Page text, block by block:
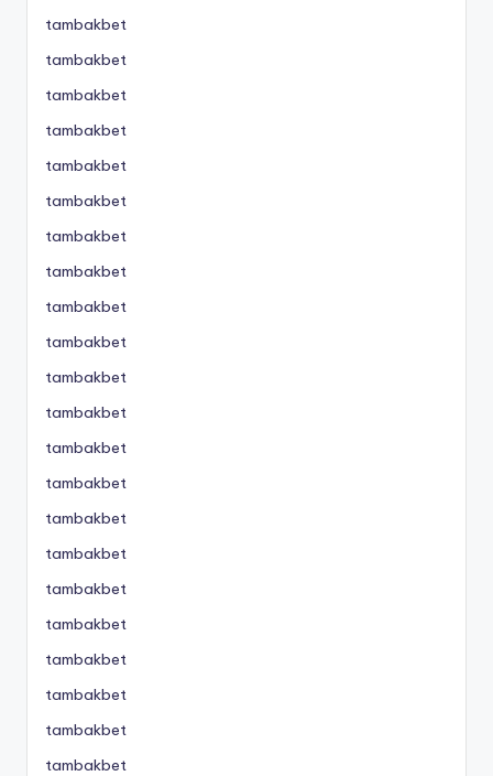
tambakbet
tambakbet
tambakbet
tambakbet
tambakbet
tambakbet
tambakbet
tambakbet
tambakbet
tambakbet
tambakbet
tambakbet
tambakbet
tambakbet
tambakbet
tambakbet
tambakbet
tambakbet
tambakbet
tambakbet
tambakbet
tambakbet